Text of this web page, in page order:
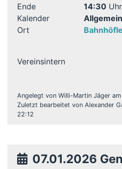
Ende
14:30Uhr
Kalender
Allgemein
Ort
Vereinsintern
Angelegt von Willi-Martin Jäger
Zuletzt bearbeitet von Alexander
22:12
07.01.2026